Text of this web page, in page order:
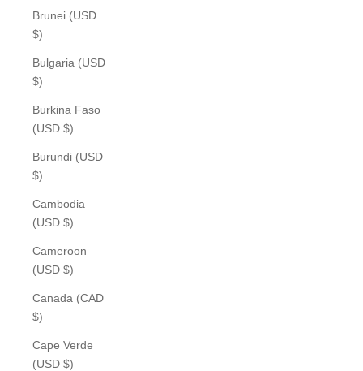
Brunei (USD
$)
Bulgaria (USD
$)
Burkina Faso
(USD $)
Burundi (USD
$)
Cambodia
(USD $)
Cameroon
(USD $)
Canada (CAD
$)
Cape Verde
(USD $)